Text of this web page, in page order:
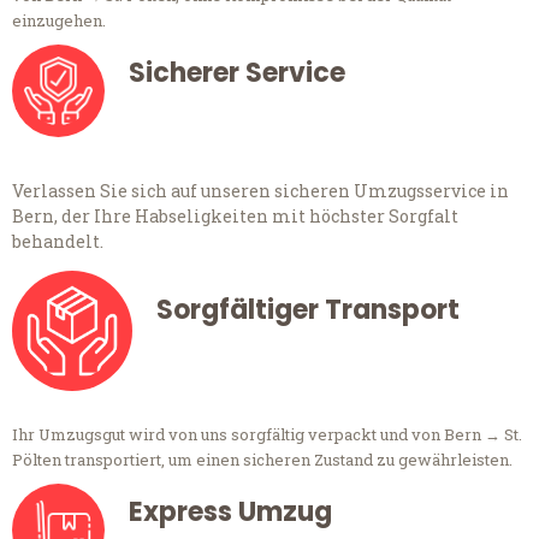
einzugehen.
Sicherer Service
Verlassen Sie sich auf unseren sicheren Umzugsservice in
Bern, der Ihre Habseligkeiten mit höchster Sorgfalt
behandelt.
Sorgfältiger Transport
Ihr Umzugsgut wird von uns sorgfältig verpackt und von Bern → St.
Pölten transportiert, um einen sicheren Zustand zu gewährleisten.
Express Umzug